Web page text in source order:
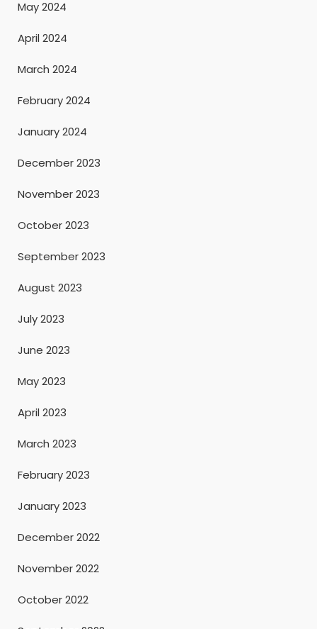
May 2024
April 2024
March 2024
February 2024
January 2024
December 2023
November 2023
October 2023
September 2023
August 2023
July 2023
June 2023
May 2023
April 2023
March 2023
February 2023
January 2023
December 2022
November 2022
October 2022